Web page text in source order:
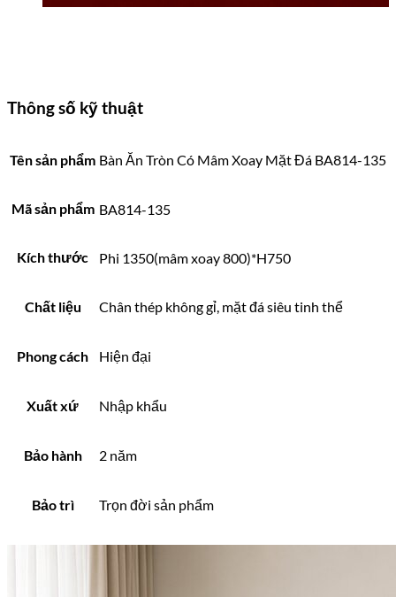
Thông số kỹ thuật
Tên sản phẩm Bàn Ăn Tròn Có Mâm Xoay Mặt Đá BA814-135
Mã sản phẩm BA814-135
Kích thước Phi 1350(mâm xoay 800)*H750
Chất liệu Chân thép không gỉ, mặt đá siêu tinh thể
Phong cách Hiện đại
Xuất xứ Nhập khẩu
Bảo hành 2 năm
Bảo trì Trọn đời sản phẩm